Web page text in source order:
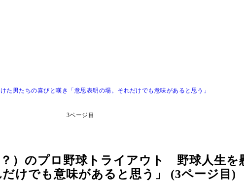
男たちの喜びと嘆き「意思表明の場。それだけでも意味があると思う」
3ページ目
？）のプロ野球トライアウト 野球人生を
けでも意味があると思う」 (3ページ目)